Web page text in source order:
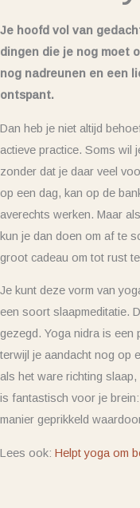
Je hoofd vol van
dingen die je nog moet
nog nadreunen en een
ontspant.
Dan heb je niet altijd
actieve practice. Soms wil
zonder dat je daar veel
op een dag, kan op de
averechts werken. Maar
kun je dan doen om af te
groot cadeau om tot rust
Je kunt deze vorm van
een soort slaapmeditatie.
gezegd. Yoga nidra is een
terwijl je aandacht nog op
als het ware richting
is fantastisch voor je
manier geprikkeld
Lees ook: Helpt yoga om